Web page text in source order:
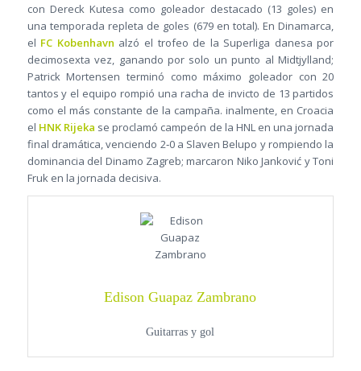
con Dereck Kutesa como goleador destacado (13 goles) en
una temporada repleta de goles (679 en total). En Dinamarca,
el FC Kobenhavn alzó el trofeo de la Superliga danesa por
decimosexta vez, ganando por solo un punto al Midtjylland;
Patrick Mortensen terminó como máximo goleador con 20
tantos y el equipo rompió una racha de invicto de 13 partidos
como el más constante de la campaña. inalmente, en Croacia
el HNK Rijeka se proclamó campeón de la HNL en una jornada
final dramática, venciendo 2‑0 a Slaven Belupo y rompiendo la
dominancia del Dinamo Zagreb; marcaron Niko Janković y Toni
Fruk en la jornada decisiva.
Edison Guapaz Zambrano
Guitarras y gol